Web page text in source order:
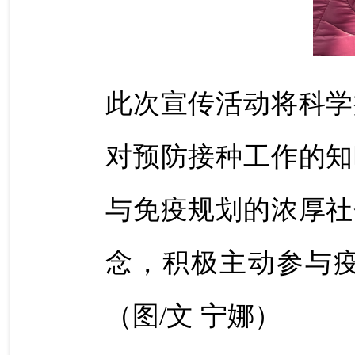
此次宣传活动将科
对预防接种工作的
与免疫规划的浓厚
念，积极主动参与
（图/文 宁娜）